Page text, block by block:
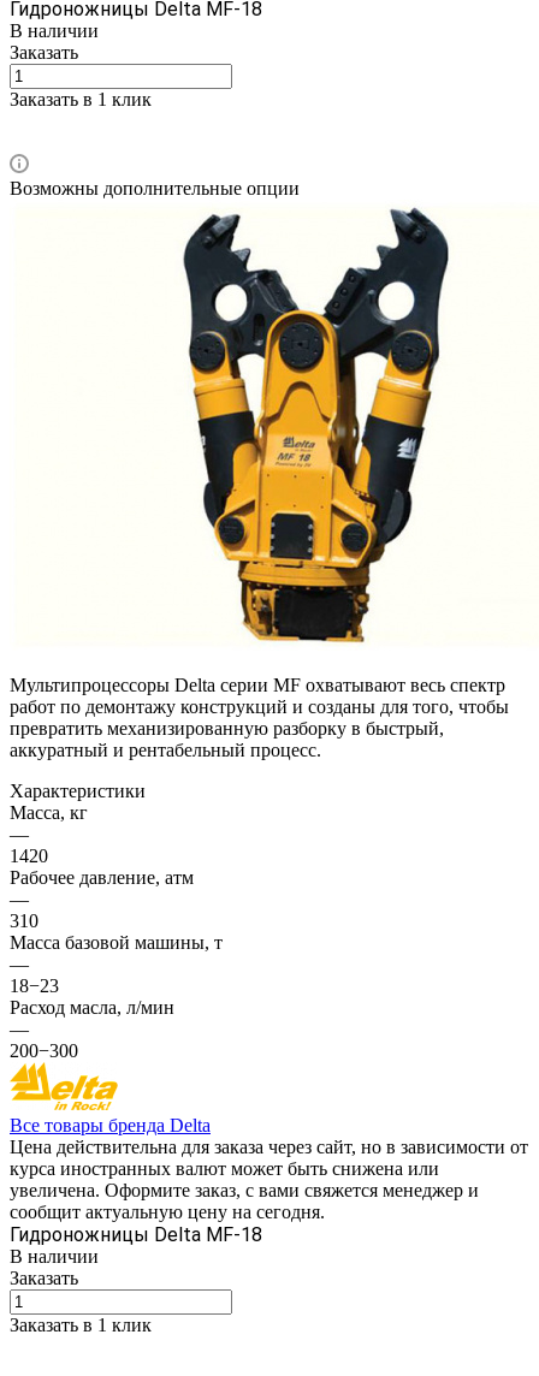
Гидроножницы Delta MF-18
В наличии
Заказать
Заказать в 1 клик
Возможны дополнительные опции
Мультипроцессоры Delta серии MF охватывают весь спектр
работ по демонтажу конструкций и созданы для того, чтобы
превратить механизированную разборку в быстрый,
аккуратный и рентабельный процесс.
Характеристики
Масса, кг
—
1420
Рабочее давление, атм
—
310
Масса базовой машины, т
—
18−23
Расход масла, л/мин
—
200−300
Все товары бренда Delta
Цена действительна для заказа через сайт, но в зависимости от
курса иностранных валют может быть снижена или
увеличена. Оформите заказ, с вами свяжется менеджер и
сообщит актуальную цену на сегодня.
Гидроножницы Delta MF-18
В наличии
Заказать
Заказать в 1 клик